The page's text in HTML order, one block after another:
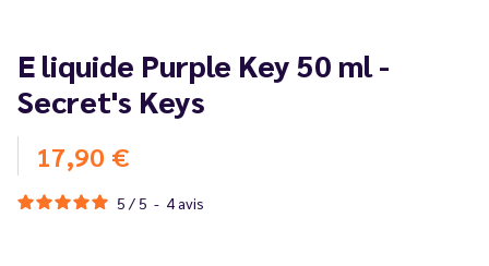
E liquide Purple Key 50 ml -
Secret's Keys
17,90 €
5 / 5 - 4avis